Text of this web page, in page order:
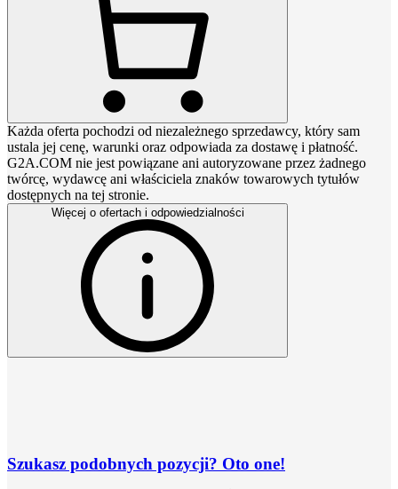
Każda oferta pochodzi od niezależnego sprzedawcy, który sam
ustala jej cenę, warunki oraz odpowiada za dostawę i płatność.
G2A.COM nie jest powiązane ani autoryzowane przez żadnego
twórcę, wydawcę ani właściciela znaków towarowych tytułów
dostępnych na tej stronie.
Więcej o ofertach i odpowiedzialności
Szukasz podobnych pozycji? Oto one!